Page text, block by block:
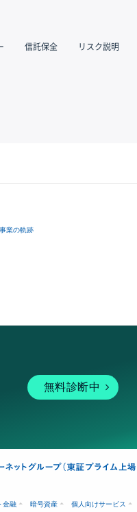
信託保全 リスク説明
業の軌跡
無料診断中
金融 暗号資産 個人向けサービス